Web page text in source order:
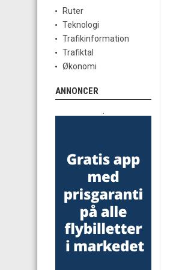
Ruter
Teknologi
Trafikinformation
Trafiktal
Økonomi
ANNONCER